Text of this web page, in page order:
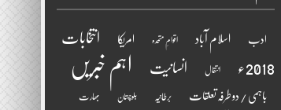
ادب اسلام آباد اقوامِ متحدہ امریکا انتخابات
2018ء انتقال انسانیت اہم خبریں
باہمی / دو طرفہ تعلقات برطانیہ بلوچستان بھارت